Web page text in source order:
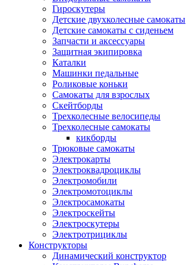
Гироскутеры
Детские двухколесные самокаты
Детские самокаты с сиденьем
Запчасти и аксессуары
Защитная экипировка
Каталки
Машинки педальные
Роликовые коньки
Самокаты для взрослых
Скейтборды
Трехколесные велосипеды
Трехколесные самокаты
кикборды
Трюковые самокаты
Электрокарты
Электроквадроциклы
Электромобили
Электромотоциклы
Электросамокаты
Электроскейты
Электроскутеры
Электротрициклы
Конструкторы
Динамический конструктор